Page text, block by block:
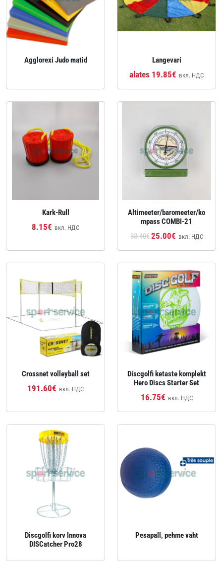
Agglorexi Judo matid Langevari
alates 19.85€ вкл. НДС
Kark-Rull
8.15€ вкл. НДС
Altimeeter/baromeeter/ko
mpass COMBI-21
38.40€25.00€ вкл. НДС
Crossnet volleyball set
191.60€ вкл. НДС
Discgolfi ketaste komplekt
Hero Discs Starter Set
16.75€ вкл. НДС
Discgolfi korv Innova
DISCatcher Pro28
Pesapall, pehme vaht